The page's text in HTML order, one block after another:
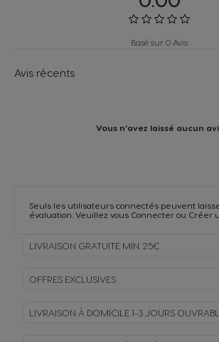
Basé sur 0 Avis
Avis récents
Vous n'avez laissé aucun
Seuls les utilisateurs connectés peuvent
évaluation. Veuillez vous Connecter ou Créer
LIVRAISON GRATUITE MIN. 25€
OFFRES EXCLUSIVES
LIVRAISON À DOMICILE 1-3 JOURS